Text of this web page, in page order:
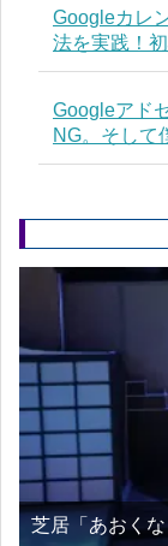
Googleカレ
法を実践！
Googleアド
NG。そして
芝居「あおく